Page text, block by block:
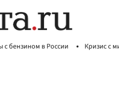
с бензином в России Кризис с